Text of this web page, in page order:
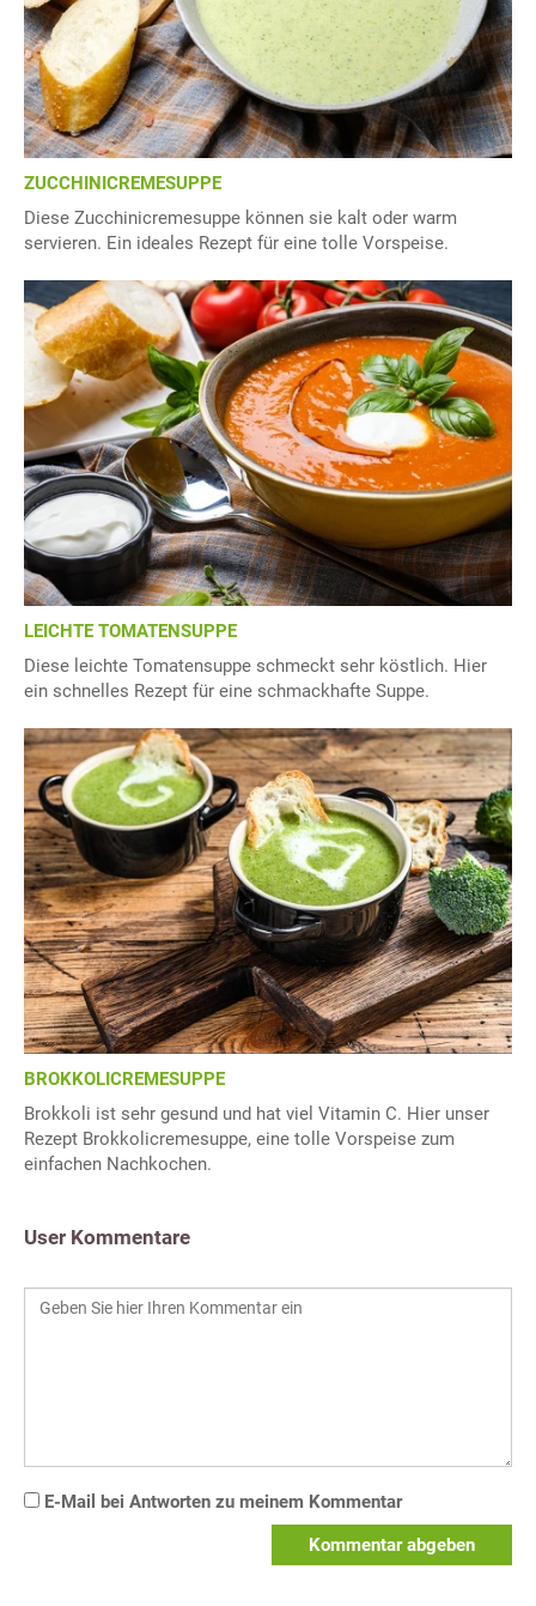
ZUCCHINICREMESUPPE
Diese Zucchinicremesuppe können sie kalt oder warm
servieren. Ein ideales Rezept für eine tolle Vorspeise.
LEICHTE TOMATENSUPPE
Diese leichte Tomatensuppe schmeckt sehr köstlich. Hier
ein schnelles Rezept für eine schmackhafte Suppe.
BROKKOLICREMESUPPE
Brokkoli ist sehr gesund und hat viel Vitamin C. Hier unser
Rezept Brokkolicremesuppe, eine tolle Vorspeise zum
einfachen Nachkochen.
User Kommentare
E-Mail bei Antworten zu meinem Kommentar
Kommentar abgeben